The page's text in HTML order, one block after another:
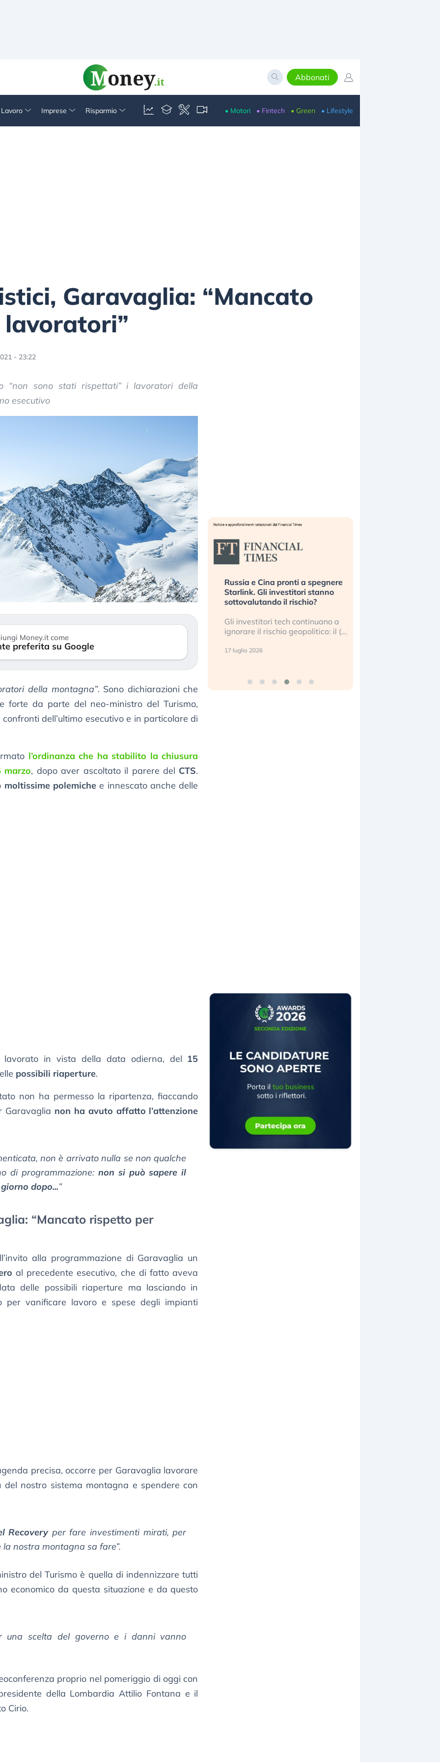
Abbonati
Imprese Risparmio • Motori • Fintech • Green • Lifestyle
Garavaglia: “Mancato
- 23:22
“non sono stati rispettati” i lavoratori della
esecutivo
Money.it come
preferita su Google
della montagna”. Sono dichiarazioni che
forte da parte del neo-ministro del Turismo,
confronti dell’ultimo esecutivo e in particolare di
l’ordinanza che ha stabilito la chiusura
, dopo aver ascoltato il parere del CTS.
moltissime polemiche e innescato anche delle
lavorato in vista della data odierna, del 15
possibili riaperture.
non ha permesso la ripartenza, fiaccando
Garavaglia non ha avuto affatto l’attenzione
non è arrivato nulla se non qualche
di programmazione: non si può sapere il
dopo...”
“Mancato rispetto per
alla programmazione di Garavaglia un
al precedente esecutivo, che di fatto aveva
delle possibili riaperture ma lasciando in
per vanificare lavoro e spese degli impianti
precisa, occorre per Garavaglia lavorare
del nostro sistema montagna e spendere con
Recoveryper fare investimenti mirati, per
nostra montagna sa fare”.
del Turismo è quella di indennizzare tutti
economico da questa situazione e da questo
una scelta del governo e i danni vanno
proprio nel pomeriggio di oggi con
della Lombardia Attilio Fontana e il
Cirio.
Investitori
lo scoppio
Quando la finanza pesa più
dell’economia reale. L’America sta
ripetendo gli errori del 2008?
sempre più sganciata dall’economia
reale. (…)
24 luglio 2026
Russia e Cina pronti a spegnere
Starlink. Gli investitori stanno
sottovalutando il rischio?
Gli investitori tech continuano a
ignorare il rischio geopolitico: il (…)
17 luglio 2026